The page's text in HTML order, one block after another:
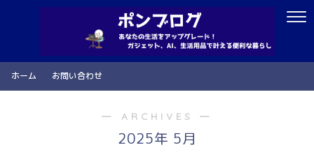
ホーム お問い合わせ
― ARCHIVES ―
2025年 5月